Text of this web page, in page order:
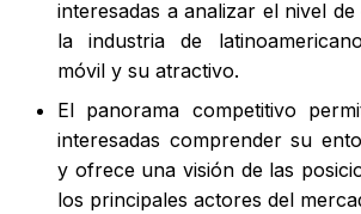
interesadas a analizar el nivel
la industria de
móvil y su atractivo.
El panorama competitivo
interesadas comprender su
y ofrece una visión de las
los principales actores del